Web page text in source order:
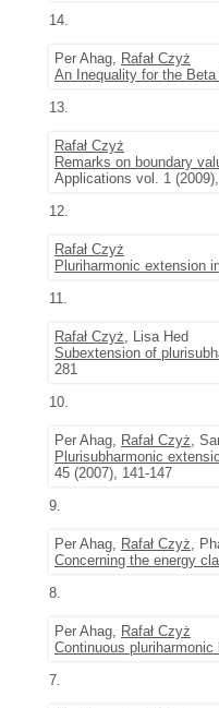
14.
Per Ahag, Rafał Czyż
An Inequality for the
13.
Rafał Czyż
Remarks on boundary
Applications vol. 1
12.
Rafał Czyż
Pluriharmonic extension
11.
Rafał Czyż, Lisa Hed
Subextension of
281
10.
Per Ahag, Rafał Czyż,
Plurisubharmonic
45 (2007), 141-147
9.
Per Ahag, Rafał Czyż,
Concerning the energy
8.
Per Ahag, Rafał Czyż
Continuous pluriharmonic
7.